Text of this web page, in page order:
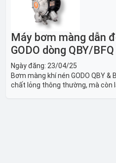
Máy bơm màng dẫn
GODO dòng QBY/BFQ
Ngày đăng: 23/04/25
Bơm màng khí nén GODO QBY
chất lỏng thông thường, mà còn